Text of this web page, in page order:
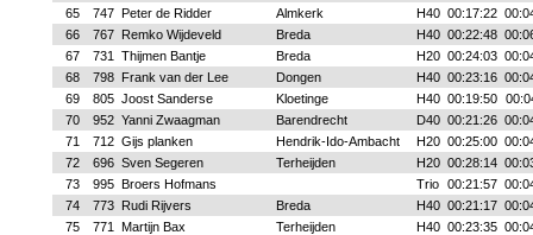
65
747 Peter de Ridder Almkerk H40 00:17:22
66
767 Remko Wijdeveld Breda H40 00:22:48
67
731 Thijmen Bantje Breda H20 00:24:03
68
798 Frank van der Lee Dongen H40 00:23:16
69
805 Joost Sanderse Kloetinge H40 00:19:50
70
952 Yanni Zwaagman Barendrecht D40 00:21:26
71
712 Gijs planken Hendrik-Ido-Ambacht H20 00:25:00
72
696 Sven Segeren Terheijden H20 00:28:14
73
995 Broers Hofmans Trio 00:21:57
74
773 Rudi Rijvers Breda H40 00:21:17
75
771 Martijn Bax Terheijden H40 00:23:35